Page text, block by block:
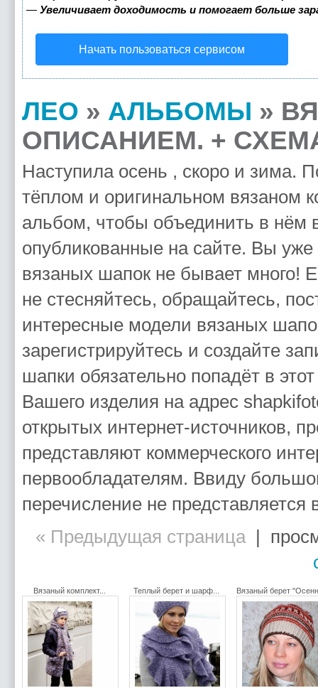
— Увеличивает доходимость и помогает больше
Начать пользоваться сервисом
ЛЕО » АЛЬБОМЫ »
ОПИСАНИЕМ. +
Наступила осень , скоро и зима.
тёплом и оригинальном вязаном
альбом, чтобы объединить в нём
опубликованные на сайте. Вы
вязаных шапок не бывает много!
не стесняйтесь, обращайтесь,
интересные модели вязаных
зарегистрируйтесь и создайте
шапки обязательно попадёт в
Вашего изделия на адрес
открытых интернет-источников,
представляют коммерческого
первообладателям. Ввиду
перечисление не
« Предыдущая страница|
Вязаный комплект... Теплый берет и шарф... Вязаный берет